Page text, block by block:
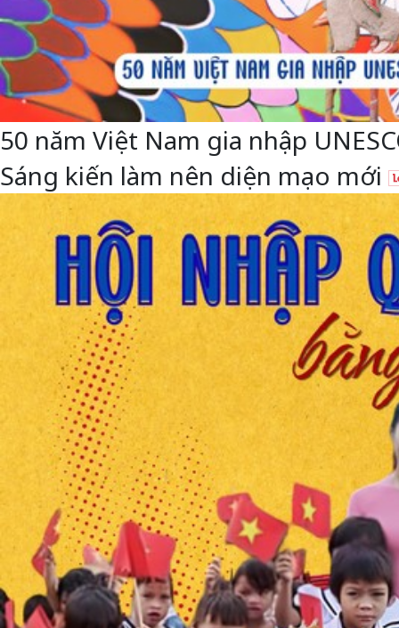
50 năm Việt Nam gia nhập
Sáng kiến làm nên diện mạo mới